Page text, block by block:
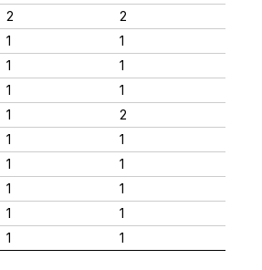
2
2
1
1
1
1
1
1
1
2
1
1
1
1
1
1
1
1
1 1